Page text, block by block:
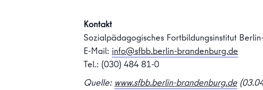
Kontakt
Sozialpädagogisches Fortbildungsinstitut
E-Mail: info@sfbb.berlin-brandenburg.de
Tel.: (030) 484 81-0
Quelle: www.sfbb.berlin-brandenburg.de